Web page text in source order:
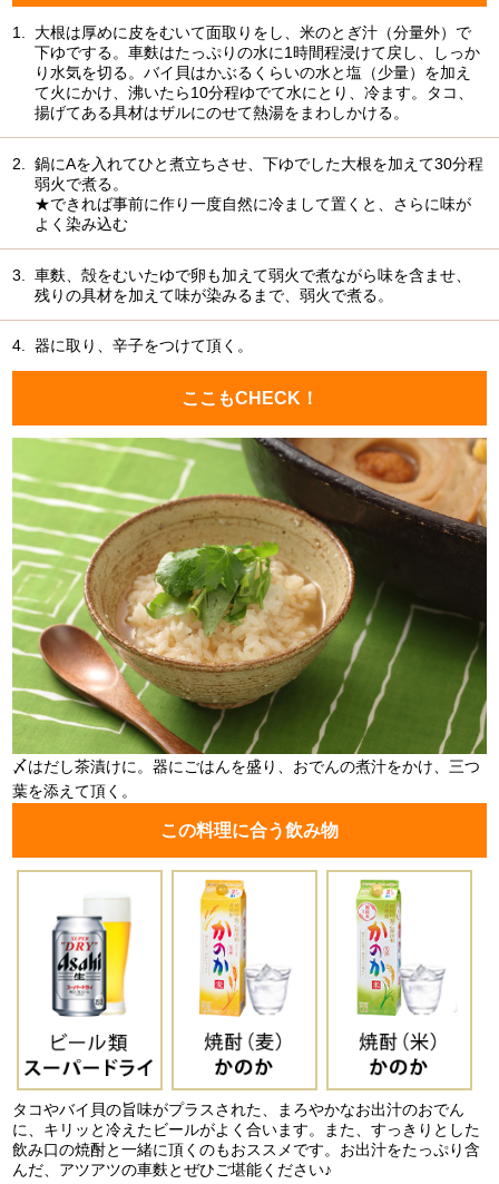
1.
大根は厚めに皮をむいて面取りをし、米のとぎ汁（分量外）で
下ゆでする。車麩はたっぷりの水に1時間程浸けて戻し、しっか
り水気を切る。バイ貝はかぶるくらいの水と塩（少量）を加え
て火にかけ、沸いたら10分程ゆでて水にとり、冷ます。タコ、
揚げてある具材はザルにのせて熱湯をまわしかける。
2.
鍋にAを入れてひと煮立ちさせ、下ゆでした大根を加えて30分程
弱火で煮る。
★できれば事前に作り一度自然に冷まして置くと、さらに味が
よく染み込む
3.
車麩、殻をむいたゆで卵も加えて弱火で煮ながら味を含ませ、
残りの具材を加えて味が染みるまで、弱火で煮る。
4. 器に取り、辛子をつけて頂く。
ここもCHECK！
〆はだし茶漬けに。器にごはんを盛り、おでんの煮汁をかけ、三つ
葉を添えて頂く。
この料理に合う飲み物
タコやバイ貝の旨味がプラスされた、まろやかなお出汁のおでん
に、キリッと冷えたビールがよく合います。また、すっきりとした
飲み口の焼酎と一緒に頂くのもおススメです。お出汁をたっぷり含
んだ、アツアツの車麩とぜひご堪能ください♪